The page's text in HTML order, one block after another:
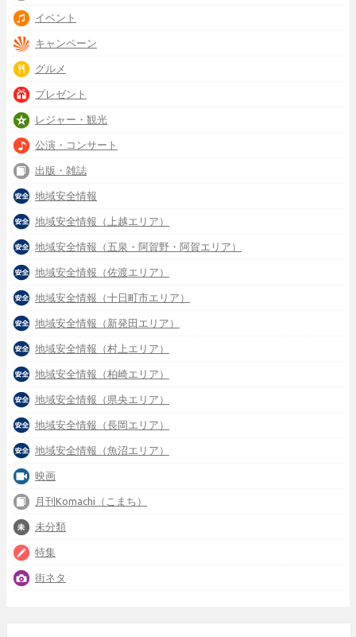
イベント
キャンペーン
グルメ
プレゼント
レジャー・観光
公演・コンサート
出版・雑誌
地域安全情報
地域安全情報（上越エリア）
地域安全情報（五泉・阿賀野・阿賀エリア）
地域安全情報（佐渡エリア）
地域安全情報（十日町市エリア）
地域安全情報（新発田エリア）
地域安全情報（村上エリア）
地域安全情報（柏崎エリア）
地域安全情報（県央エリア）
地域安全情報（長岡エリア）
地域安全情報（魚沼エリア）
映画
月刊Komachi（こまち）
未分類
特集
街ネタ